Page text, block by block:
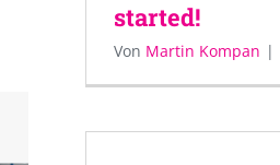
started!
Von Martin Kompan |